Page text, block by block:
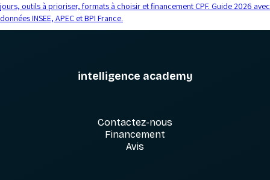
jours, outils à prioriser, formats à choisir et financement CPF. Guide 2026 avec
données INSEE, APEC et BPI France.
intelligence academy
Contactez-nous
Financement
Avis